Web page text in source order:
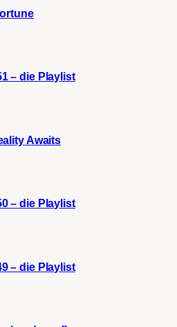
– die Playlist
Awaits
– die Playlist
– die Playlist